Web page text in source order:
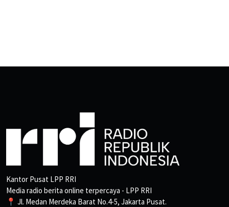
Kantor Pusat LPP RRI
Media radio berita online terpercaya - LPP RRI
📍 Jl. Medan Merdeka Barat No.4-5, Jakarta Pusat.